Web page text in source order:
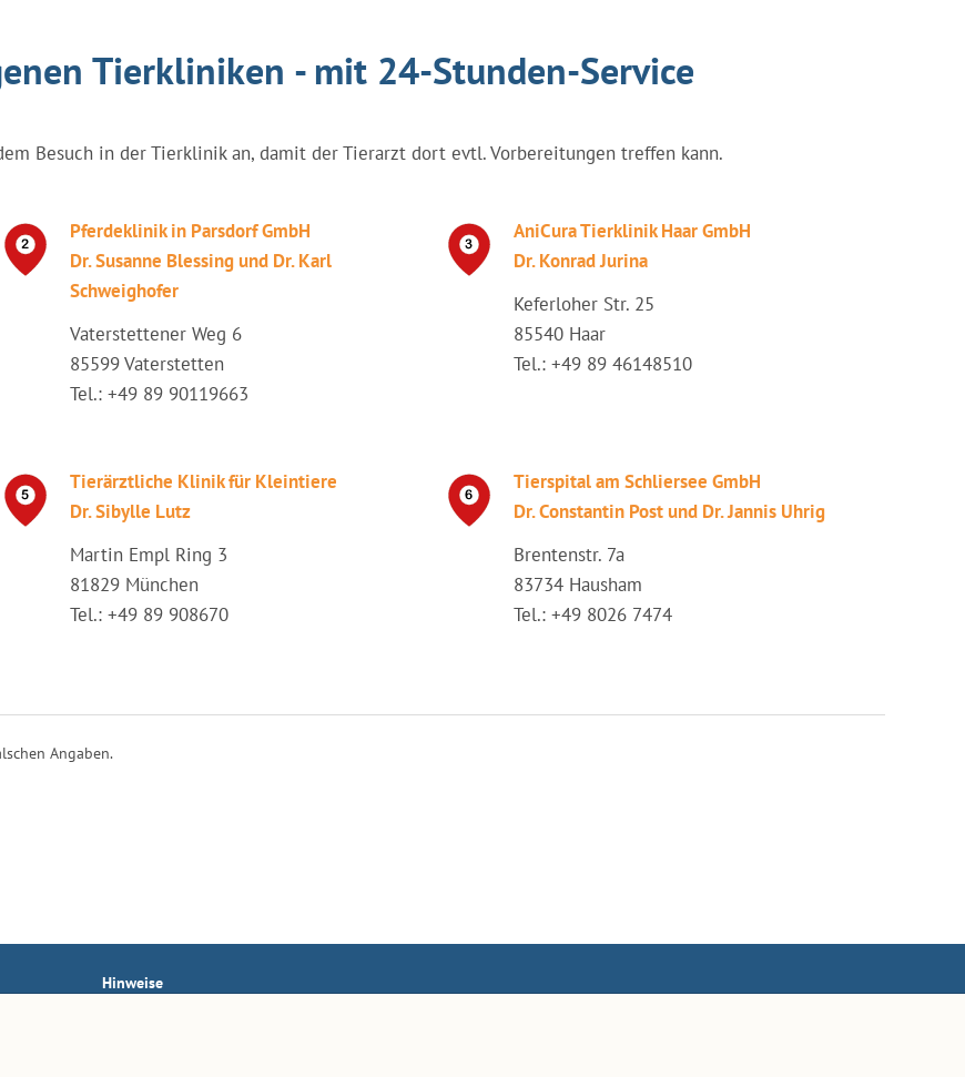
Tierkliniken - mit 24-Stunden-Service
Besuch in der Tierklinik an, damit der Tierarzt dort evtl. Vorbereitungen treffen kann.
Pferdeklinik in Parsdorf GmbH
Dr. Susanne Blessing und Dr. Karl
Schweighofer
Vaterstettener Weg 6
85599 Vaterstetten
Tel.: +49 89 90119663
AniCura Tierklinik Haar GmbH
Dr. Konrad Jurina
Keferloher Str. 25
85540 Haar
Tel.: +49 89 46148510
Tierärztliche Klinik für Kleintiere
Dr. Sibylle Lutz
Martin Empl Ring 3
81829 München
Tel.: +49 89 908670
Tierspital am Schliersee GmbH
Dr. Constantin Post und Dr. Jannis Uhrig
Brentenstr. 7a
83734 Hausham
Tel.: +49 8026 7474
Angaben.
Hinweise